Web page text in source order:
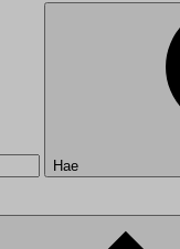
Hae